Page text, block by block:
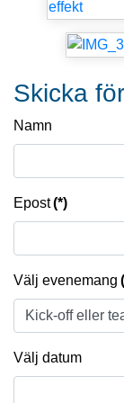
Skicka
Namn
Epost(*)
Välj evenemang
Välj datum